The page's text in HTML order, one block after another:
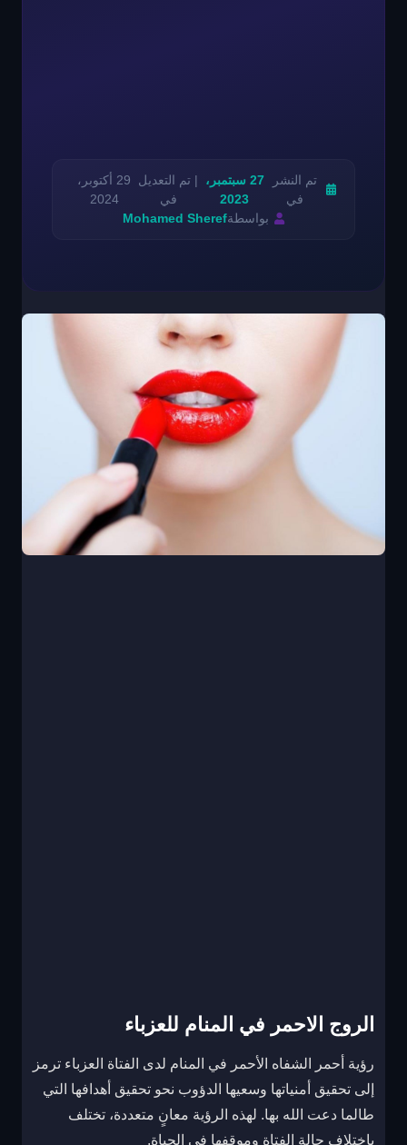
تم النشر
في
27 سبتمبر،
2023
| تم التعديل
في
29 أكتوبر،
2024
بواسطةMohamed Sheref
الروج الاحمر في المنام للعزباء
رؤية أحمر الشفاه الأحمر في المنام لدى الفتاة العزباء ترمز
إلى تحقيق أمنياتها وسعيها الدؤوب نحو تحقيق أهدافها التي
طالما دعت الله بها. لهذه الرؤية معانٍ متعددة، تختلف
باختلاف حالة الفتاة وموقفها في الحياة.